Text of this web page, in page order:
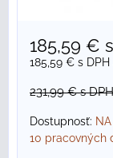
185,59 €
185,59 € s DPH
231,99 €s DPH
Dostupnosť:
10 pracovných